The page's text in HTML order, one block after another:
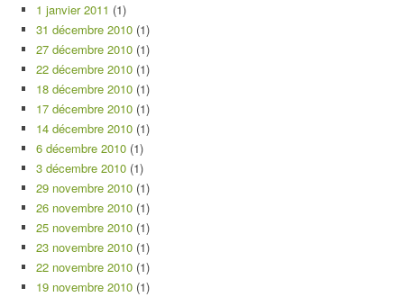
1 janvier 2011 (1)
31 décembre 2010 (1)
27 décembre 2010 (1)
22 décembre 2010 (1)
18 décembre 2010 (1)
17 décembre 2010 (1)
14 décembre 2010 (1)
6 décembre 2010 (1)
3 décembre 2010 (1)
29 novembre 2010 (1)
26 novembre 2010 (1)
25 novembre 2010 (1)
23 novembre 2010 (1)
22 novembre 2010 (1)
19 novembre 2010 (1)